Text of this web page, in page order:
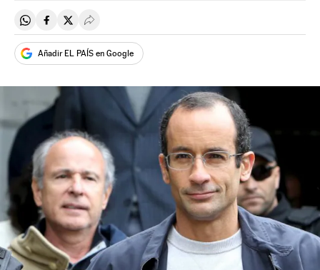
Compartir en Whatsapp
Compartir en Facebook
Compartir en Twitter
Desplegar Redes Sociales
Añadir EL PAÍS en Google